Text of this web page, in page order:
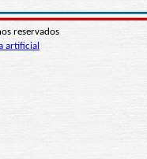
reservados
artificial